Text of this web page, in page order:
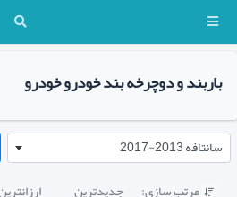
باربند و دوچرخه بند خودرو خودرو
سانتافه 2013-2017
 مرتب سازی: جدیدترین